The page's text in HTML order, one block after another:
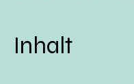
Inhalt